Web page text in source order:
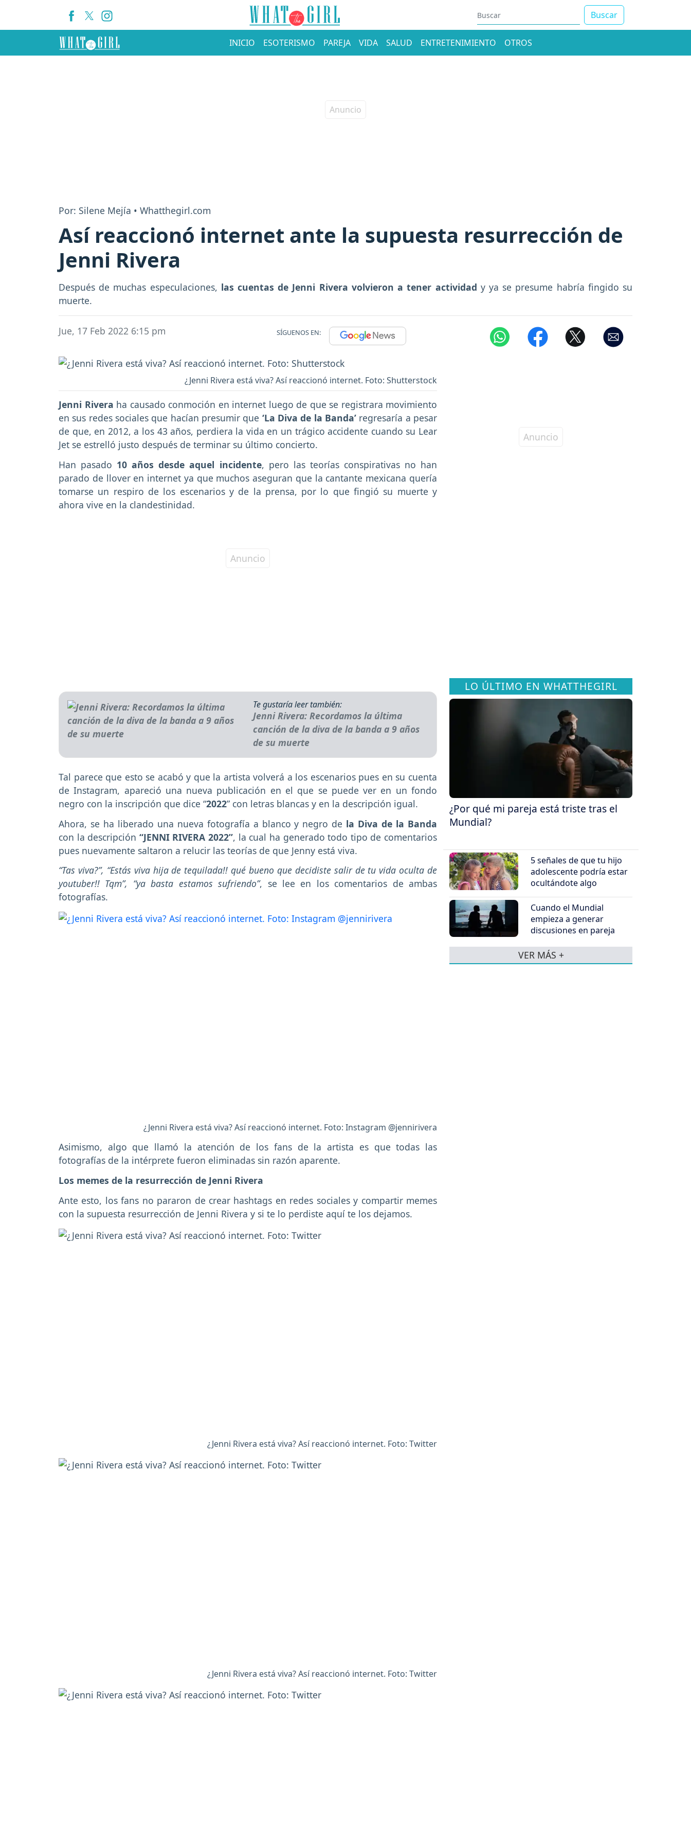
Buscar
INICIO ESOTERISMO PAREJA VIDA SALUD ENTRETENIMIENTO OTROS
Por: Silene Mejía • Whatthegirl.com
Así reaccionó internet ante la supuesta resurrección de
Jenni Rivera
Después de muchas especulaciones, las cuentas de Jenni Rivera volvieron a tener actividad y ya se presume habría fingido su
muerte.
Jue, 17 Feb 2022 6:15 pm SÍGUENOS EN:
¿Jenni Rivera está viva? Así reaccionó internet. Foto: Shutterstock
Jenni Rivera ha causado conmoción en internet luego de que se registrara movimiento
en sus redes sociales que hacían presumir que ‘La Diva de la Banda’ regresaría a pesar
de que, en 2012, a los 43 años, perdiera la vida en un trágico accidente cuando su Lear
Jet se estrelló justo después de terminar su último concierto.
Han pasado 10 años desde aquel incidente, pero las teorías conspirativas no han
parado de llover en internet ya que muchos aseguran que la cantante mexicana quería
tomarse un respiro de los escenarios y de la prensa, por lo que fingió su muerte y
ahora vive en la clandestinidad.
Te gustaría leer también:
Jenni Rivera: Recordamos la última
canción de la diva de la banda a 9 años
de su muerte
Tal parece que esto se acabó y que la artista volverá a los escenarios pues en su cuenta
de Instagram, apareció una nueva publicación en el que se puede ver en un fondo
negro con la inscripción que dice “2022” con letras blancas y en la descripción igual.
Ahora, se ha liberado una nueva fotografía a blanco y negro de la Diva de la Banda
con la descripción “JENNI RIVERA 2022”, la cual ha generado todo tipo de comentarios
pues nuevamente saltaron a relucir las teorías de que Jenny está viva.
“Tas viva?”, “Estás viva hija de tequilada!! qué bueno que decidiste salir de tu vida oculta de
youtuber!! Tqm”, “ya basta estamos sufriendo”, se lee en los comentarios de ambas
fotografías.
¿Jenni Rivera está viva? Así reaccionó internet. Foto: Instagram @jennirivera
Asimismo, algo que llamó la atención de los fans de la artista es que todas las
fotografías de la intérprete fueron eliminadas sin razón aparente.
Los memes de la resurrección de Jenni Rivera
Ante esto, los fans no pararon de crear hashtags en redes sociales y compartir memes
con la supuesta resurrección de Jenni Rivera y si te lo perdiste aquí te los dejamos.
¿Jenni Rivera está viva? Así reaccionó internet. Foto: Twitter
¿Jenni Rivera está viva? Así reaccionó internet. Foto: Twitter
LO ÚLTIMO EN WHATTHEGIRL
¿Por qué mi pareja está triste tras el
Mundial?
5 señales de que tu hijo
adolescente podría estar
ocultándote algo
Cuando el Mundial
empieza a generar
discusiones en pareja
VER MÁS +